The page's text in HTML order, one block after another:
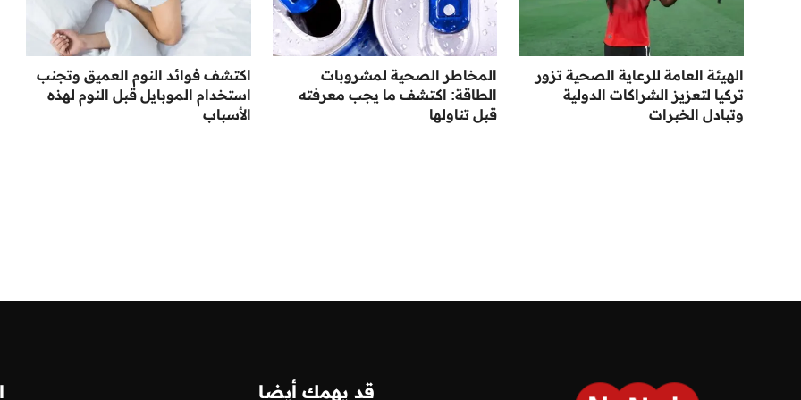
الهيئة العامة للرعاية الصحية تزور
تركيا لتعزيز الشراكات الدولية
وتبادل الخبرات
المخاطر الصحية لمشروبات
الطاقة: اكتشف ما يجب معرفته
قبل تناولها
اكتشف فوائد النوم العميق وتجنب
استخدام الموبايل قبل النوم لهذه
الأسباب
قد يهمك أيضا